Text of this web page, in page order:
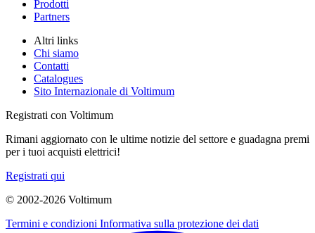
Prodotti
Partners
Altri links
Chi siamo
Contatti
Catalogues
Sito Internazionale di Voltimum
Registrati con Voltimum
Rimani aggiornato con le ultime notizie del settore e guadagna premi
per i tuoi acquisti elettrici!
Registrati qui
© 2002-2026 Voltimum
Termini e condizioni Informativa sulla protezione dei dati